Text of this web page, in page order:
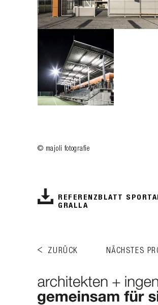
© majoli fotografie
REFERENZBLATT
GRALLA
ZURÜCK NÄCHSTES